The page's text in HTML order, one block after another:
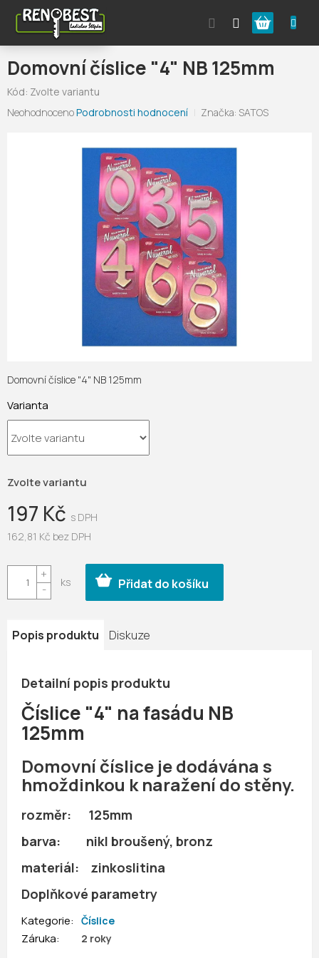
obsah
Nákupní
košík
Domovní číslice "4" NB 125mm
Kód: Zvolte variantu
Průměrné
NeohodnocenoPodrobnosti hodnocení Značka: SATOS
197 Kč
162,81 Kč bez DPH
cena:
Zvolte variantu
Varianta
Přidat do košíku
Domovní číslice "4" NB 125mm
Popis produktu Diskuze
Detailní popis produktu
Číslice "4" na fasádu NB
125mm
Domovní číslice je dodávána s
hmoždinkou k naražení do stěny.
rozměr: 125mm
barva: nikl broušený, bronz
materiál: zinkoslitina
Doplňkové parametry
Kategorie: Číslice
Záruka: 2 roky